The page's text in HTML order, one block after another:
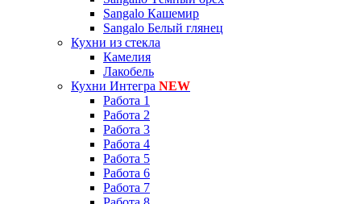
Sangalo Кашемир
Sangalo Белый глянец
Кухни из стекла
Камелия
Лакобель
Кухни Интегра NEW
Работа 1
Работа 2
Работа 3
Работа 4
Работа 5
Работа 6
Работа 7